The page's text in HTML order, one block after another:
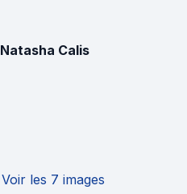
Natasha Calis
Voir les 7 images